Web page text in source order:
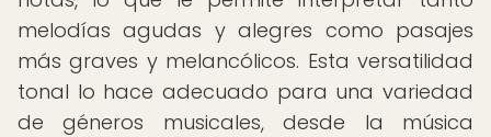
melodías agudas y alegres como pasajes
más graves y melancólicos. Esta versatilidad
tonal lo hace adecuado para una variedad
de géneros musicales, desde la música